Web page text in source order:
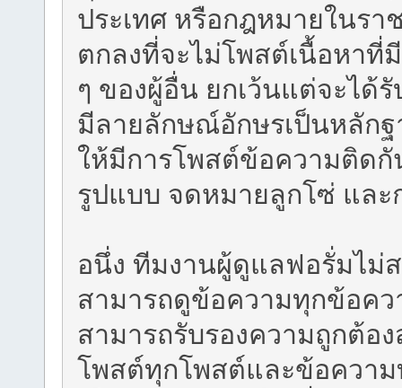
ประเทศ หรือกฎหมายในร
ตกลงที่จะไม่โพสต์เนื้อหา
ๆ ของผู้อื่น ยกเว้นแต่จะได้
มีลายลักษณ์อักษรเป็นหลัก
ให้มีการโพสต์ข้อความติด
รูปแบบ จดหมายลูกโซ่ และ
อนึ่ง ทีมงานผู้ดูแลฟอรั่มไม่
สามารถดูข้อความทุกข้อคว
สามารถรับรองความถูกต้อ
โพสต์ทุกโพสต์และข้อควา